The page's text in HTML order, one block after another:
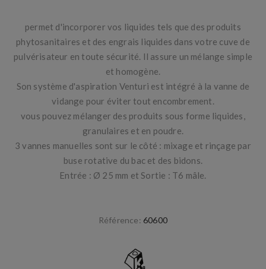
permet d'incorporer vos liquides tels que des produits
phytosanitaires et des engrais liquides dans votre cuve de
pulvérisateur en toute sécurité. Il assure un mélange simple
et homogène.
Son système d'aspiration Venturi est intégré à la vanne de
vidange pour éviter tout encombrement.
vous pouvez mélanger des produits sous forme liquides,
granulaires et en poudre.
3 vannes manuelles sont sur le côté : mixage et rinçage par
buse rotative du bac et des bidons.
Entrée : Ø 25 mm et Sortie : T6 mâle.
Référence: 60600